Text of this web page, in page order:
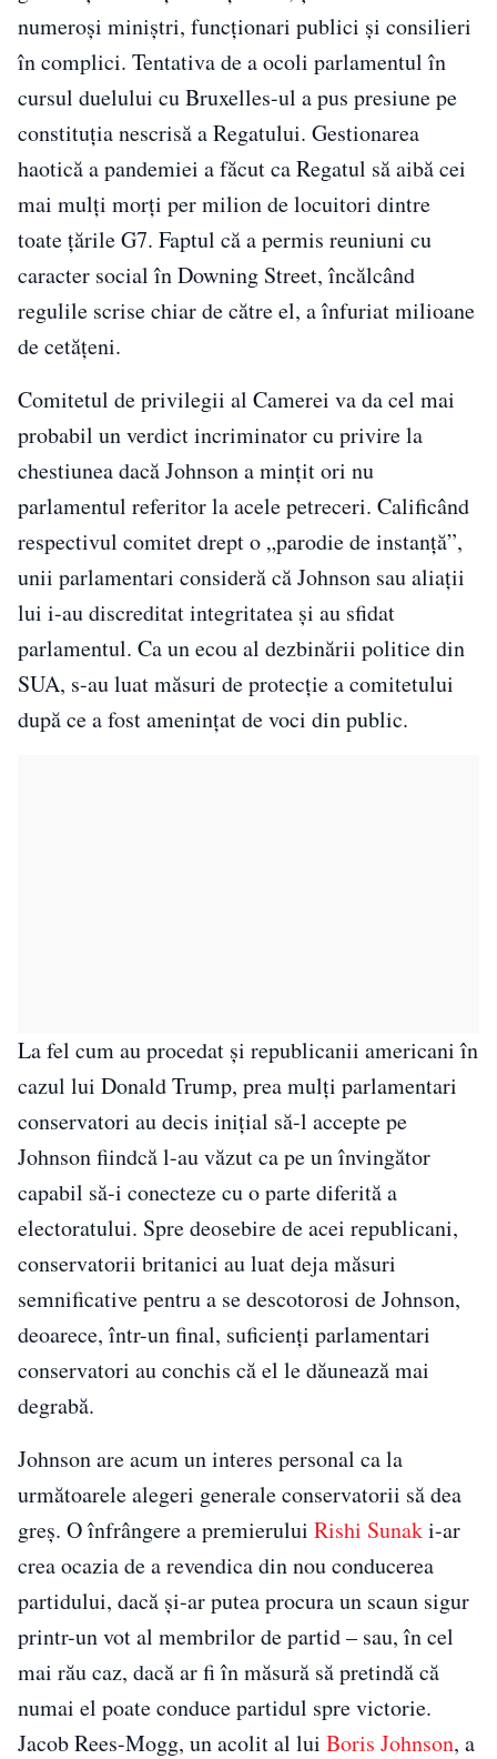
numeroși miniștri, funcționari publici și consilieri
în complici. Tentativa de a ocoli parlamentul în
cursul duelului cu Bruxelles-ul a pus presiune pe
constituția nescrisă a Regatului. Gestionarea
haotică a pandemiei a făcut ca Regatul să aibă cei
mai mulți morți per milion de locuitori dintre
toate țările G7. Faptul că a permis reuniuni cu
caracter social în Downing Street, încălcând
regulile scrise chiar de către el, a înfuriat milioane
de cetățeni.
Comitetul de privilegii al Camerei va da cel mai
probabil un verdict incriminator cu privire la
chestiunea dacă Johnson a mințit ori nu
parlamentul referitor la acele petreceri. Calificând
respectivul comitet drept o „parodie de instanță”,
unii parlamentari consideră că Johnson sau aliații
lui i-au discreditat integritatea și au sfidat
parlamentul. Ca un ecou al dezbinării politice din
SUA, s-au luat măsuri de protecție a comitetului
după ce a fost amenințat de voci din public.
La fel cum au procedat și republicanii americani în
cazul lui Donald Trump, prea mulți parlamentari
conservatori au decis inițial să-l accepte pe
Johnson fiindcă l-au văzut ca pe un învingător
capabil să-i conecteze cu o parte diferită a
electoratului. Spre deosebire de acei republicani,
conservatorii britanici au luat deja măsuri
semnificative pentru a se descotorosi de Johnson,
deoarece, într-un final, suficienți parlamentari
conservatori au conchis că el le dăunează mai
degrabă.
Johnson are acum un interes personal ca la
următoarele alegeri generale conservatorii să dea
greș. O înfrângere a premierului Rishi Sunaki-ar
crea ocazia de a revendica din nou conducerea
partidului, dacă și-ar putea procura un scaun sigur
printr-un vot al membrilor de partid – sau, în cel
mai rău caz, dacă ar fi în măsură să pretindă că
numai el poate conduce partidul spre victorie.
Jacob Rees-Mogg, un acolit al lui Boris Johnson, a